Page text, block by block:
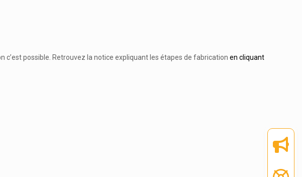
possible. Retrouvez la notice expliquant les étapes de fabricationen cliquant